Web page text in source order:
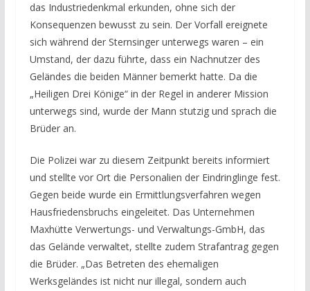
das Industriedenkmal erkunden, ohne sich der
Konsequenzen bewusst zu sein. Der Vorfall ereignete
sich während der Sternsinger unterwegs waren – ein
Umstand, der dazu führte, dass ein Nachnutzer des
Geländes die beiden Männer bemerkt hatte. Da die
„Heiligen Drei Könige“ in der Regel in anderer Mission
unterwegs sind, wurde der Mann stutzig und sprach die
Brüder an.
Die Polizei war zu diesem Zeitpunkt bereits informiert
und stellte vor Ort die Personalien der Eindringlinge fest.
Gegen beide wurde ein Ermittlungsverfahren wegen
Hausfriedensbruchs eingeleitet. Das Unternehmen
Maxhütte Verwertungs- und Verwaltungs-GmbH, das
das Gelände verwaltet, stellte zudem Strafantrag gegen
die Brüder. „Das Betreten des ehemaligen
Werksgeländes ist nicht nur illegal, sondern auch